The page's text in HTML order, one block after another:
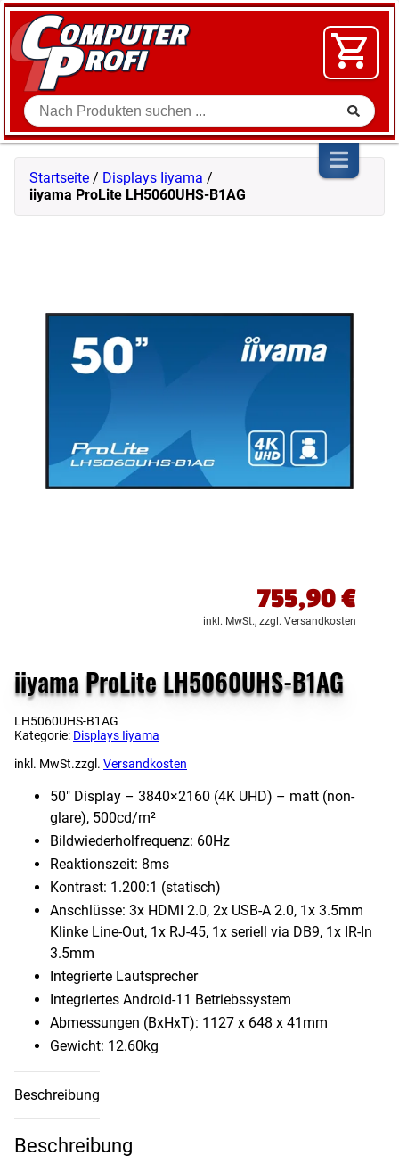
Zum Inhalt springen
Suche
SOFTWARE
VIDEO
SHOP
Startseite / Displays Iiyama /
iiyama ProLite LH5060UHS-B1AG
755,90€
inkl. MwSt., zzgl. Versandkosten
iiyama ProLite LH5060UHS-B1AG
LH5060UHS-B1AG
Kategorie: Displays Iiyama
inkl. MwSt.zzgl. Versandkosten
50″ Display – 3840×2160 (4K UHD) – matt (non-
glare), 500cd/​m²
Bildwiederholfrequenz: 60Hz
Reaktionszeit: 8ms
Kontrast: 1.200:1 (statisch)
Anschlüsse: 3x HDMI 2.0, 2x USB-A 2.0, 1x 3.5mm
Klinke Line-Out, 1x RJ-45, 1x seriell via DB9, 1x IR-In
3.5mm
Integrierte Lautsprecher
Integriertes Android-11 Betriebssystem
Abmessungen (BxHxT): 1127 x 648 x 41mm
Gewicht: 12.60kg
Beschreibung
Beschreibung